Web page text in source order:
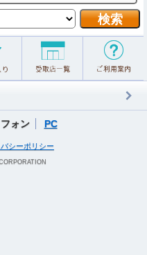
ォン PC
シーポリシー